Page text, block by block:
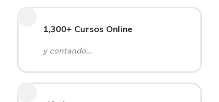
1,300+ Cursos Online
y contando...